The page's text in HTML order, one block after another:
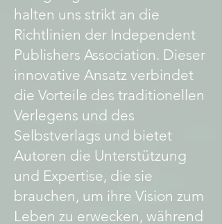
halten uns strikt an die
Richtlinien der Independent
Publishers Association. Dieser
innovative Ansatz verbindet
die Vorteile des traditionellen
Verlegens und des
Selbstverlags und bietet
Autoren die Unterstützung
und Expertise, die sie
brauchen, um ihre Vision zum
Leben zu erwecken, während